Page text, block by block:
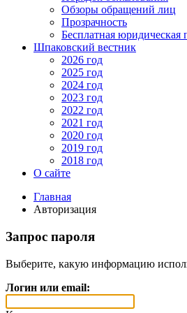
Обзоры обращений лиц
Прозрачность
Бесплатная юридическая
Шпаковский вестник
2026 год
2025 год
2024 год
2023 год
2022 год
2021 год
2020 год
2019 год
2018 год
О сайте
Главная
Авторизация
Запрос пароля
Выберите, какую информацию
Логин или email: